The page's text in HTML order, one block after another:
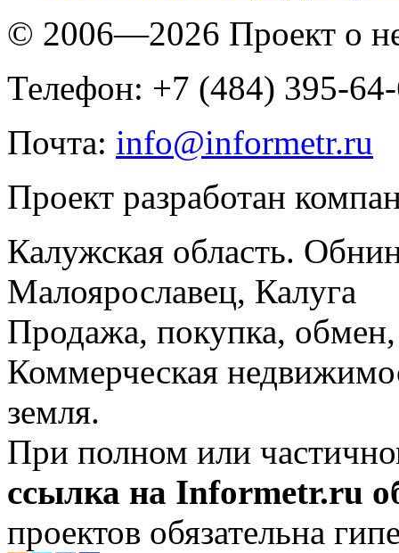
© 2006—2026 Проект о
Телефон: +7 (484) 395-
Почта: info@informetr.ru
Проект разработан
Калужская область.
Малоярославец, Калуга
Продажа, покупка, обмен,
Коммерческая
земля.
При полном или
ссылка на Informetr.ru
проектов обязательна